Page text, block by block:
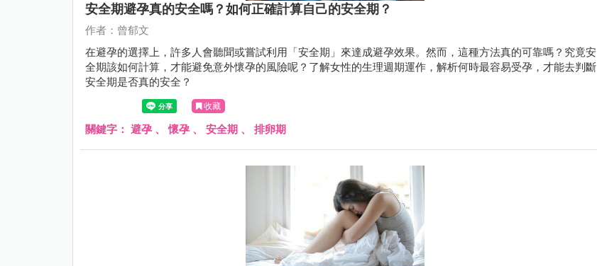
安全期避孕真的安全嗎？如何正確計算自己的安全期？
作者：曾郁文
在避孕的選擇上，許多人會聽聞或嘗試利用「安全期」來達成避孕效果。然而，這種方法真的可靠嗎？究竟安
全期該如何計算，才能避免意外懷孕的風險呢？了解女性的生理週期運作，解析何時最容易受孕，才能去判斷
安全期是否真的安全？
收藏
關鍵字： 避孕 、懷孕 、 安全期 、 排卵期